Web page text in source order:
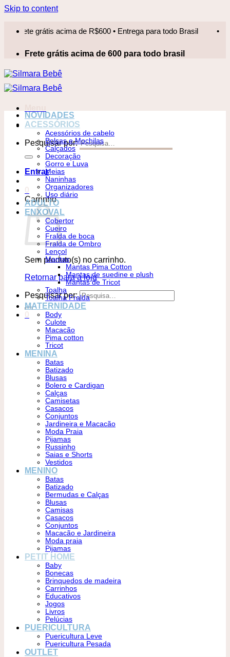
Skip to content
grátis acima de R$600 • Entrega para todo Brasil •
Frete grátis acima de 600 para todo brasil
Pesquisar por:
Entrar
Carrinho
Sem produto(s) no carrinho.
Retornar para a loja
Pesquisar por:
NOVIDADES
ACESSÓRIOS
Acessórios de cabelo
Bolsas e Mochilas
Calçados
Decoração
Gorro e Luva
Meias
Naninhas
Organizadores
Uso diário
ADULTO
ENXOVAL
Cobertor
Cueiro
Fralda de boca
Fralda de Ombro
Lençol
Mantas
Mantas Pima Cotton
Mantas de suedine e plush
Mantas de Tricot
Toalha
Toalha Fralda
MATERNIDADE
Body
Culote
Macacão
Pima cotton
Tricot
MENINA
Batas
Batizado
Blusas
Bolero e Cardigan
Calças
Camisetas
Casacos
Conjuntos
Jardineira e Macacão
Moda Praia
Pijamas
Russinho
Saias e Shorts
Vestidos
MENINO
Batas
Batizado
Bermudas e Calças
Blusas
Camisas
Casacos
Conjuntos
Macacão e Jardineira
Moda praia
Pijamas
PETIT HOME
Baby
Bonecas
Brinquedos de madeira
Carrinhos
Educativos
Jogos
Livros
Pelúcias
PUERICULTURA
Puericultura Leve
Puericultura Pesada
OUTLET